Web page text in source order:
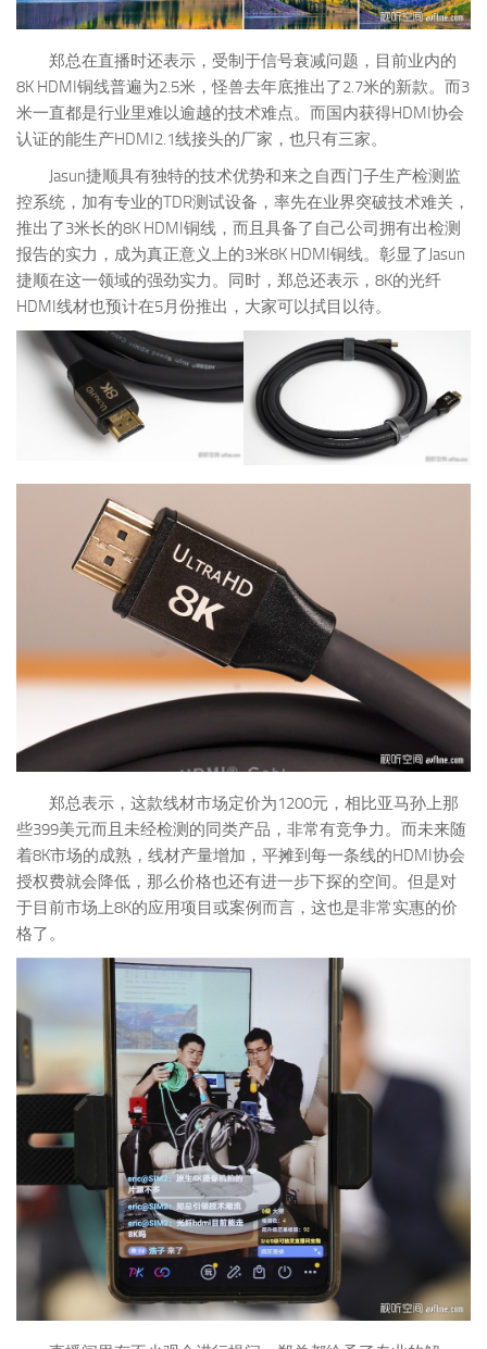
郑总在直播时还表示，受制于信号衰减问题，目前业内的
8K HDMI铜线普遍为2.5米，怪兽去年底推出了2.7米的新款。而3
米一直都是行业里难以逾越的技术难点。而国内获得HDMI协会
认证的能生产HDMI2.1线接头的厂家，也只有三家。
Jasun捷顺具有独特的技术优势和来之自西门子生产检测监
控系统，加有专业的TDR测试设备，率先在业界突破技术难关，
推出了3米长的8K HDMI铜线，而且具备了自己公司拥有出检测
报告的实力，成为真正意义上的3米8K HDMI铜线。彰显了Jasun
捷顺在这一领域的强劲实力。同时，郑总还表示，8K的光纤
HDMI线材也预计在5月份推出，大家可以拭目以待。
郑总表示，这款线材市场定价为1200元，相比亚马孙上那
些399美元而且未经检测的同类产品，非常有竞争力。而未来随
着8K市场的成熟，线材产量增加，平摊到每一条线的HDMI协会
授权费就会降低，那么价格也还有进一步下探的空间。但是对
于目前市场上8K的应用项目或案例而言，这也是非常实惠的价
格了。